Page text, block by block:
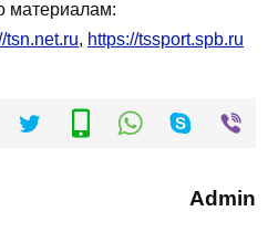
материалам:
tsn.net.ru, https://tssport.spb.ru
Admin